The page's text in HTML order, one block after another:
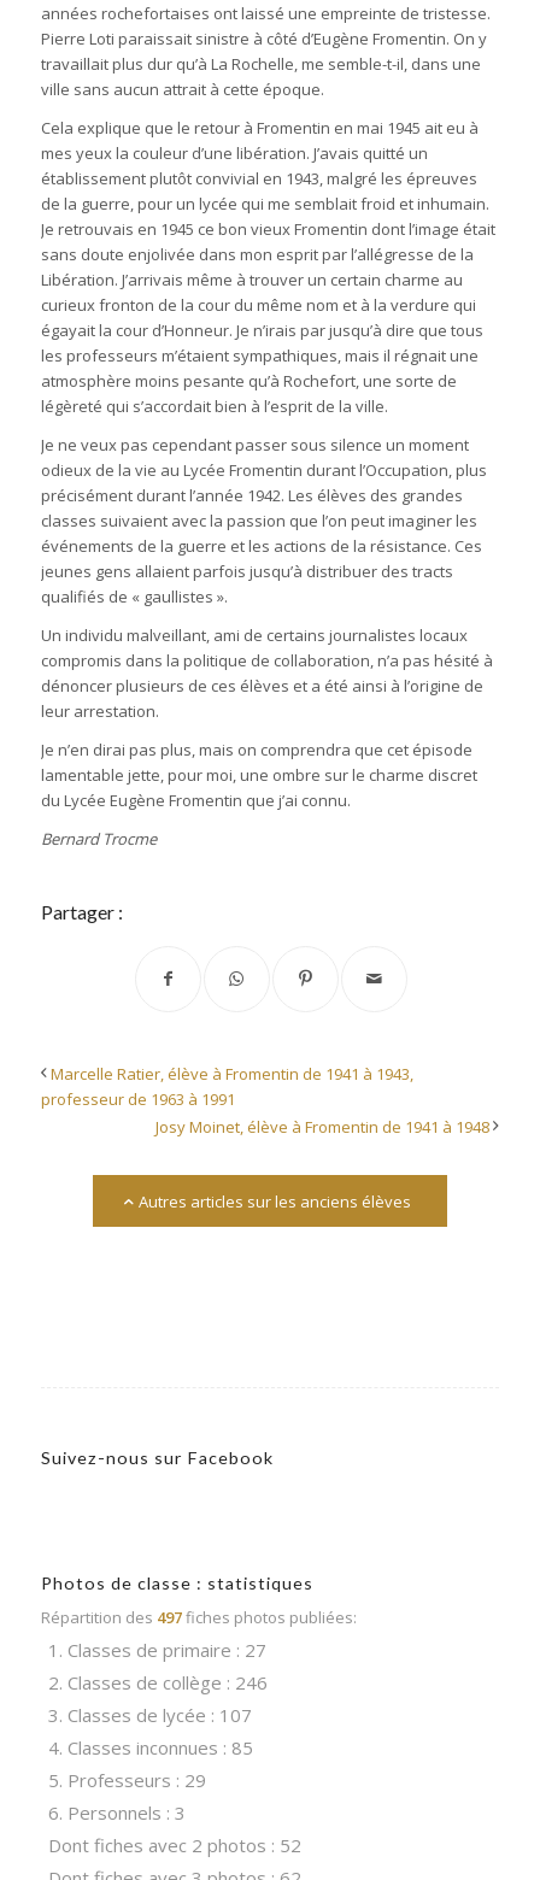
années rochefortaises ont laissé une empreinte de tristesse.
Pierre Loti paraissait sinistre à côté d’Eugène Fromentin. On y
travaillait plus dur qu’à La Rochelle, me semble-t-il, dans une
ville sans aucun attrait à cette époque.
Cela explique que le retour à Fromentin en mai 1945 ait eu à
mes yeux la couleur d’une libération. J’avais quitté un
établissement plutôt convivial en 1943, malgré les épreuves
de la guerre, pour un lycée qui me semblait froid et inhumain.
Je retrouvais en 1945 ce bon vieux Fromentin dont l’image était
sans doute enjolivée dans mon esprit par l’allégresse de la
Libération. J’arrivais même à trouver un certain charme au
curieux fronton de la cour du même nom et à la verdure qui
égayait la cour d’Honneur. Je n’irais par jusqu’à dire que tous
les professeurs m’étaient sympathiques, mais il régnait une
atmosphère moins pesante qu’à Rochefort, une sorte de
légèreté qui s’accordait bien à l’esprit de la ville.
Je ne veux pas cependant passer sous silence un moment
odieux de la vie au Lycée Fromentin durant l’Occupation, plus
précisément durant l’année 1942. Les élèves des grandes
classes suivaient avec la passion que l’on peut imaginer les
événements de la guerre et les actions de la résistance. Ces
jeunes gens allaient parfois jusqu’à distribuer des tracts
qualifiés de « gaullistes ».
Un individu malveillant, ami de certains journalistes locaux
compromis dans la politique de collaboration, n’a pas hésité à
dénoncer plusieurs de ces élèves et a été ainsi à l’origine de
leur arrestation.
Je n’en dirai pas plus, mais on comprendra que cet épisode
lamentable jette, pour moi, une ombre sur le charme discret
du Lycée Eugène Fromentin que j’ai connu.
Bernard Trocme
Partager :
Marcelle Ratier, élève à Fromentin de 1941 à 1943,
professeur de 1963 à 1991
Josy Moinet, élève à Fromentin de 1941 à 1948
Autres articles sur les anciens élèves
Suivez-nous sur Facebook
Photos de classe : statistiques
Répartition des 497fiches photos publiées:
1. Classes de primaire : 27
2. Classes de collège : 246
3. Classes de lycée : 107
4. Classes inconnues : 85
5. Professeurs : 29
6. Personnels : 3
Dont fiches avec 2 photos : 52